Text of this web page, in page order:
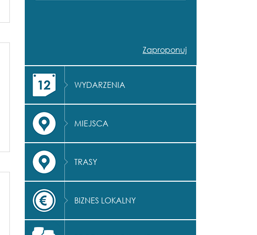
Zaproponuj
WYDARZENIA
MIEJSCA
TRASY
BIZNES LOKALNY